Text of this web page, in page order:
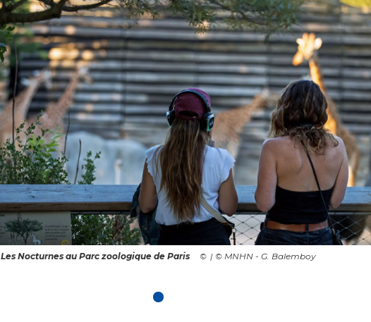
Les Nocturnes au Parc zoologique de Paris | © MNHN - G. Balemboy